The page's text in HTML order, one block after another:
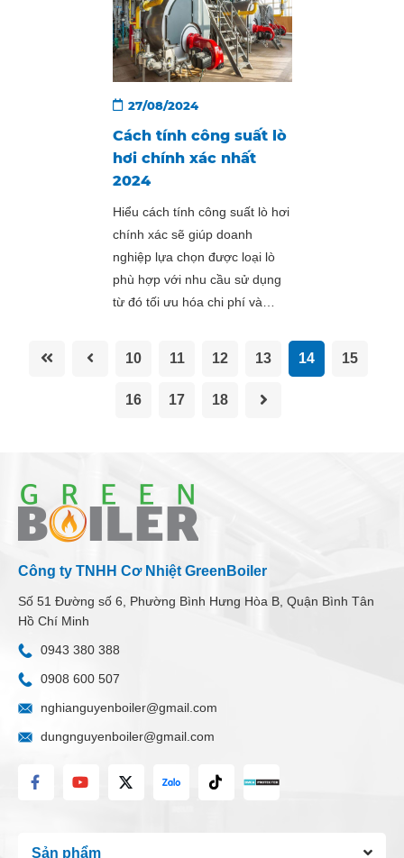
27/08/2024
Cách tính công suất lò
hơi chính xác nhất
2024
Hiểu cách tính công suất lò hơi
chính xác sẽ giúp doanh
nghiệp lựa chọn được loại lò
phù hợp với nhu cầu sử dụng
từ đó tối ưu hóa chi phí và
10 11 12 13 14 15
16 17 18
Công ty TNHH Cơ Nhiệt GreenBoiler
Số 51 Đường số 6, Phường Bình Hưng Hòa B, Quận Bình Tân
Hồ Chí Minh
0943 380 388
0908 600 507
nghianguyenboiler@gmail.com
dungnguyenboiler@gmail.com
Sản phẩm